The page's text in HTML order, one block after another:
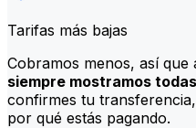
Tarifas más bajas
Cobramos menos, así que
siempre mostramos
confirmes tu
por qué estás pagando.